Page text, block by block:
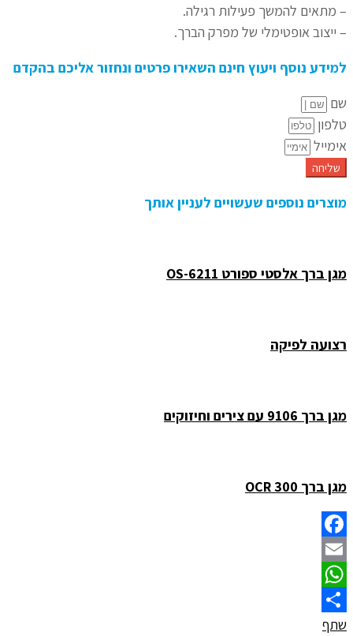
– מתאים להמשך פעילות רגילה.
– ייצוב אופטימלי של מפרק הברך.
למידע נוסף ויעוץ חינם השאירו פרטים ונחזור אליכם בהקדם
שם
טלפון
אימייל
שליחה
מוצרים נוספים שעשויים לעניין אותך
מגן ברך אלסטי ספורט OS-6211
רצועה לפיקה
מגן ברך 9106 עם צירים וחיזוקים
מגן ברך OCR 300
Facebook
Email
WhatsApp
שתף